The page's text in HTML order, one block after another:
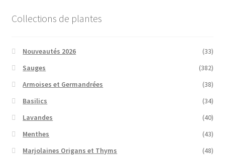
Collections de plantes
Nouveautés 2026
(33)
Sauges
(382)
Armoises et Germandrées
(38)
Basilics
(34)
Lavandes
(40)
Menthes
(43)
Marjolaines Origans et Thyms
(48)